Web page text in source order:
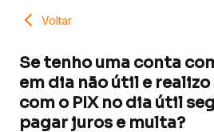
Voltar
Se tenho uma conta
em dia não útil e
com o PIX no dia útil
pagar juros e multa?